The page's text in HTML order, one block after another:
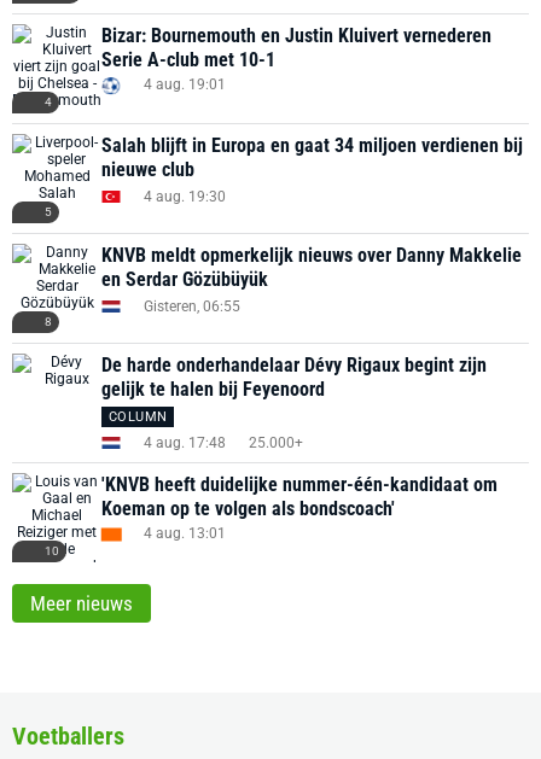
4
Bizar: Bournemouth en Justin Kluivert vernederen
Serie A-club met 10-1
4 aug. 19:01
5
Salah blijft in Europa en gaat 34 miljoen verdienen bij
nieuwe club
4 aug. 19:30
8
KNVB meldt opmerkelijk nieuws over Danny Makkelie
en Serdar Gözübüyük
Gisteren, 06:55
De harde onderhandelaar Dévy Rigaux begint zijn
gelijk te halen bij Feyenoord
COLUMN
4 aug. 17:48 25.000+
10
'KNVB heeft duidelijke nummer-één-kandidaat om
Koeman op te volgen als bondscoach'
4 aug. 13:01
Meer nieuws
Voetballers